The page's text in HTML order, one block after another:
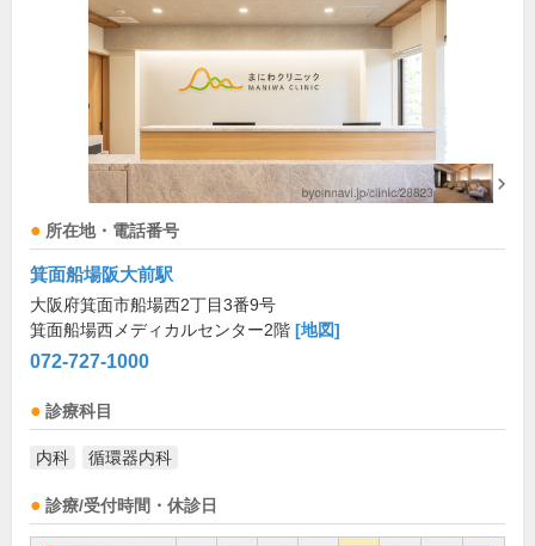
所在地・電話番号
箕面船場阪大前駅
大阪府箕面市船場西2丁目3番9号
箕面船場西メディカルセンター2階 [地図]
072-727-1000
診療科目
内科 循環器内科
診療/受付時間・休診日